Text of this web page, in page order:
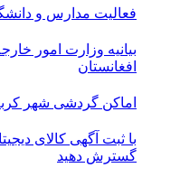
فعالیت مدارس و
بیانیه وزارت امور
افغانستان
اماکن گردشی شهر
با ثبت آگهی کالای
گسترش دهید